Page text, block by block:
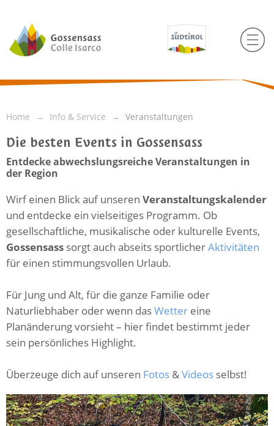
Home Info & Service Veranstaltungen
Die besten Events in Gossensass
Entdecke abwechslungsreiche Veranstaltungen in
der Region
Wirf einen Blick auf unseren Veranstaltungskalender
und entdecke ein vielseitiges Programm. Ob
gesellschaftliche, musikalische oder kulturelle Events,
Gossensass sorgt auch abseits sportlicherAktivitäten
für einen stimmungsvollen Urlaub.
Für Jung und Alt, für die ganze Familie oder
Naturliebhaber oder wenn dasWetter eine
Planänderung vorsieht – hier findet bestimmt jeder
sein persönliches Highlight.
Überzeuge dich auf unseren Fotos &Videos selbst!
C